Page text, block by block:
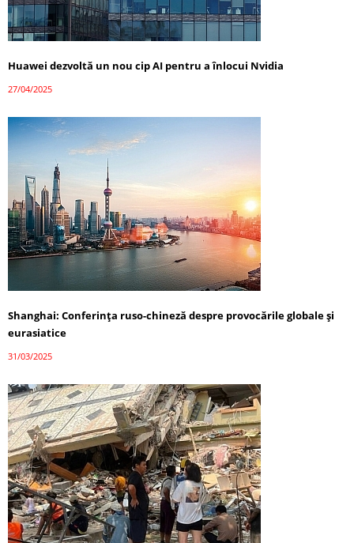
Huawei dezvoltă un nou cip AI pentru a înlocui Nvidia
27/04/2025
Shanghai: Conferința ruso-chineză despre provocările globale și
eurasiatice
31/03/2025